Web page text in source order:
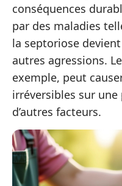
conséquences
par des maladies
la septoriose
autres agressions. Le
exemple, peut
irréversibles sur
d’autres facteurs.